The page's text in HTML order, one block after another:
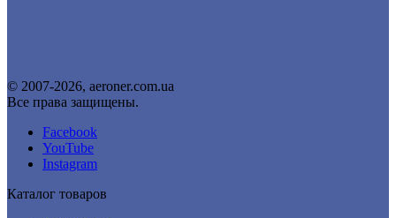
© 2007-2026, aeroner.com.ua
Все права защищены.
Facebook
YouTube
Instagram
Каталог товаров